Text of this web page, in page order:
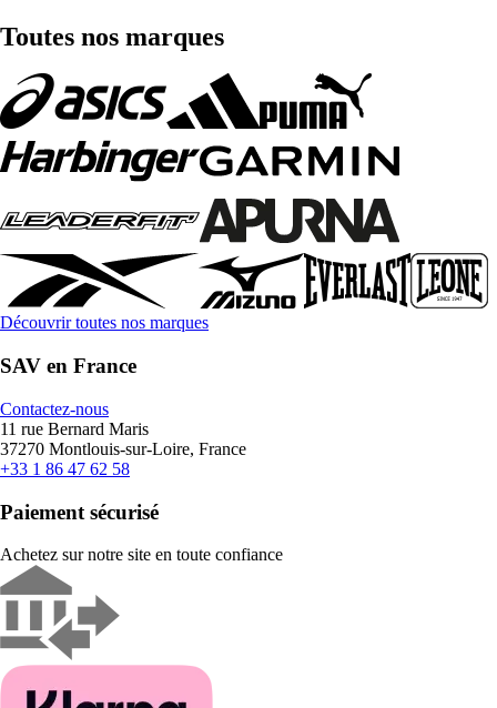
Toutes nos marques
Découvrir toutes nos marques
SAV en France
Contactez-nous
11 rue Bernard Maris
37270 Montlouis-sur-Loire, France
+33 1 86 47 62 58
Paiement sécurisé
Achetez sur notre site en toute confiance